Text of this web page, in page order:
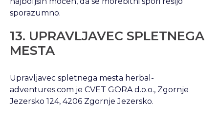
sporazumno.
13. UPRAVLJAVEC SPLETNEGA
MESTA
Upravljavec spletnega mesta herbal-
adventures.com je CVET GORA d.o.o., Zgornje
Jezersko 124, 4206 Zgornje Jezersko.